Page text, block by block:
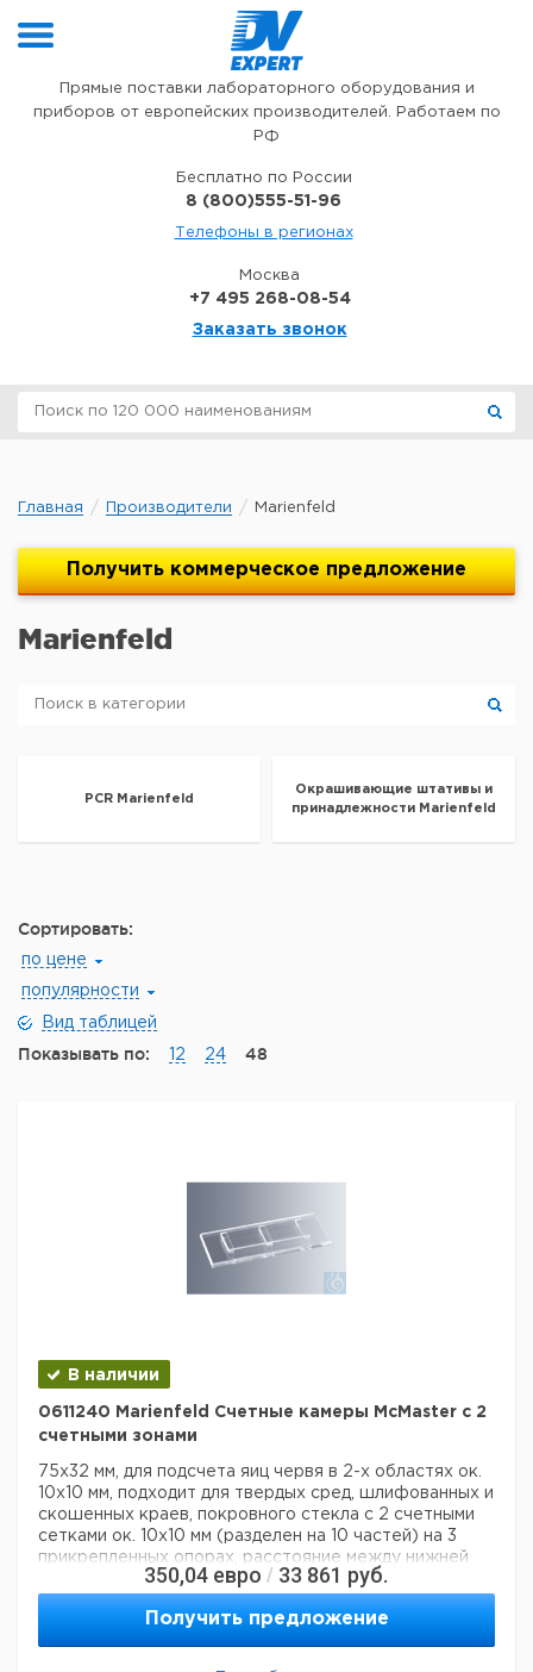
Прямые поставки лабораторного оборудования и
приборов от европейских производителей. Работаем по
РФ
Бесплатно по России
8 (800)555-51-96
Телефоны в регионах
Москва
+7 495 268-08-54
Заказать звонок
Главная Производители Marienfeld
Получить коммерческое предложение
Marienfeld
PCR Marienfeld
Окрашивающие штативы и
принадлежности Marienfeld
Сортировать:
по цене
популярности
Вид таблицей
Показывать по: 12 24 48
В наличии
0611240 Marienfeld Счетные камеры McMaster с 2
счетными зонами
75x32 мм, для подсчета яиц червя в 2-х областях ок.
10x10 мм, подходит для твердых сред, шлифованных и
скошенных краев, покровного стекла с 2 счетными
сетками ок. 10x10 мм (разделен на 10 частей) на 3
прикрепленных опорах, расстояние между нижней
пластиной и покровным стеклом ок. 1,5 мм
Технические данные:
4250317301178
Данные для перевозки (реальные данные могут
350,04 евро / 33 861 руб.
Получить предложение